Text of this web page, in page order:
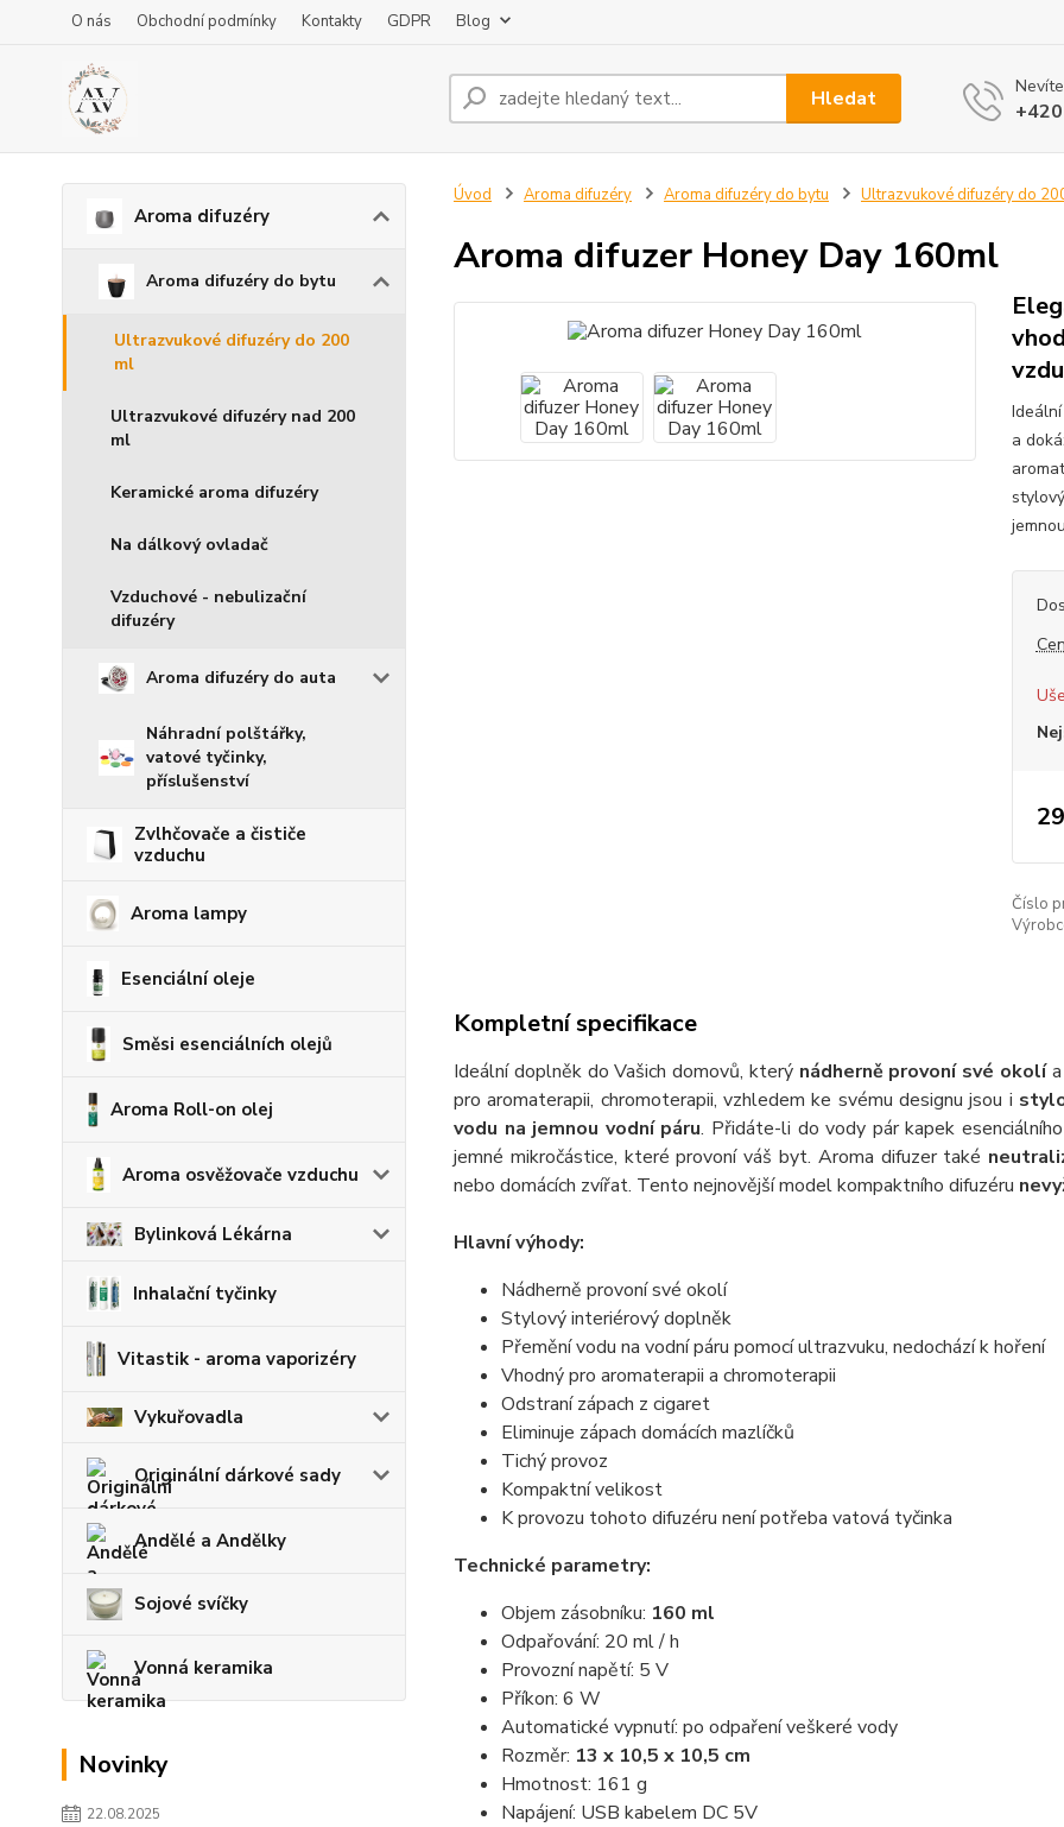
O nás Obchodní podmínky Kontakty GDPR Blog
Hledat
Aroma difuzéry
Aroma difuzéry do bytu
Ultrazvukové difuzéry do 200
ml
Ultrazvukové difuzéry nad 200
ml
Keramické aroma difuzéry
Na dálkový ovladač
Vzduchové - nebulizační
difuzéry
Aroma difuzéry do auta
Náhradní polštářky,
vatové tyčinky,
příslušenství
Zvlhčovače a čističe
vzduchu
Aroma lampy
Esenciální oleje
Směsi esenciálních olejů
Aroma Roll-on olej
Aroma osvěžovače vzduchu
Bylinková Lékárna
Inhalační tyčinky
Vitastik - aroma vaporizéry
Vykuřovadla
Originální dárkové sady
Andělé a Andělky
Sojové svíčky
Vonná keramika
Novinky
22.08.2025
Úvod Aroma difuzéry Aroma difuzéry do bytu Ultrazvukové difuzéry do
Aroma difuzer Honey Day 160ml
a
Číslo
Kompletní specifikace
Ideální doplněk do Vašich domovů, který nádherně provoní své okolía
pro aromaterapii, chromoterapii, vzhledem ke svému designu jsou i
vodu na jemnou vodní páru. Přidáte-li do vody pár kapek
jemné mikročástice, které provoní váš byt. Aroma difuzer také
nebo domácích zvířat. Tento nejnovější model kompaktního difuzéru
Hlavní výhody:
Nádherně provoní své okolí
Stylový interiérový doplněk
Přemění vodu na vodní páru pomocí ultrazvuku, nedochází k hoření
Vhodný pro aromaterapii a chromoterapii
Odstraní zápach z cigaret
Eliminuje zápach domácích mazlíčků
Tichý provoz
Kompaktní velikost
K provozu tohoto difuzéru není potřeba vatová tyčinka
Technické parametry:
Objem zásobníku: 160 ml
Odpařování: 20 ml / h
Provozní napětí: 5 V
Příkon: 6 W
Automatické vypnutí: po odpaření veškeré vody
Rozměr: 13 x 10,5 x 10,5 cm
Hmotnost: 161 g
Napájení: USB kabelem DC 5V